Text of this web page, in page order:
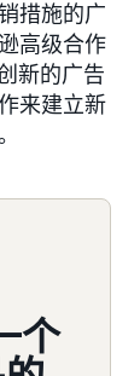
措施的广
高级合作
新的广告
来建立新
个